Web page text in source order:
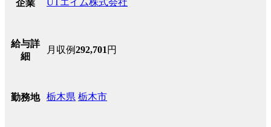
企業 UTエイム株式会社
給与詳
細
月収例292,701 円
勤務地 栃木県 栃木市